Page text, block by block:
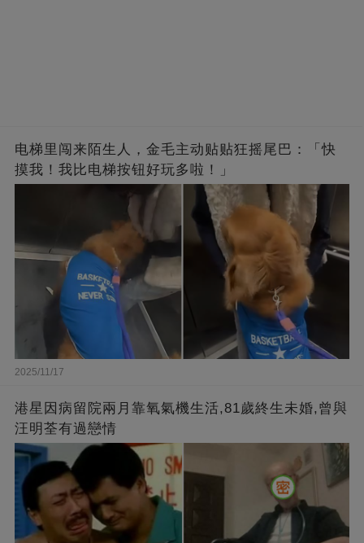
电梯里闯来陌生人，金毛主动贴贴狂摇尾巴：「快
摸我！我比电梯按钮好玩多啦！」
2025/11/17
港星因病留院兩月靠氧氣機生活,81歲終生未婚,曾與
汪明荃有過戀情